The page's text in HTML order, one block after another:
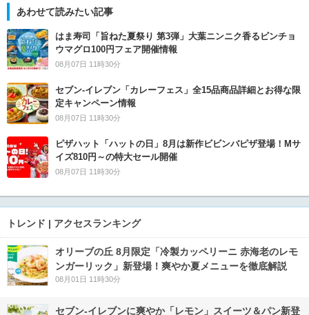
あわせて読みたい記事
はま寿司「旨ねた夏祭り 第3弾」大葉ニンニク香るビンチョ
ウマグロ100円フェア開催情報
08月07日 11時30分
セブン‐イレブン「カレーフェス」全15品商品詳細とお得な限
定キャンペーン情報
08月07日 11時30分
ピザハット「ハットの日」8月は新作ビビンバピザ登場！Mサ
イズ810円～の特大セール開催
08月07日 11時30分
トレンド | アクセスランキング
オリーブの丘 8月限定「冷製カッペリーニ 赤海老のレモ
ンガーリック」新登場！爽やか夏メニューを徹底解説
08月01日 11時30分
セブン‐イレブンに爽やか「レモン」スイーツ＆パン新登